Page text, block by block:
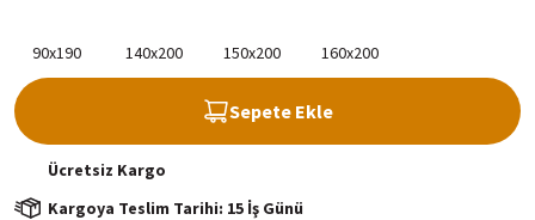
Sepete Ekle
Ücretsiz Kargo
Kargoya Teslim Tarihi: 15 İş Günü